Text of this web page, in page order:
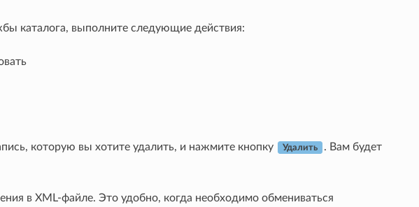
каталога, выполните следующие действия:
которую вы хотите удалить, и нажмите кнопку Удалить
. Вам будет
в XML-файле. Это удобно, когда необходимо обмениваться